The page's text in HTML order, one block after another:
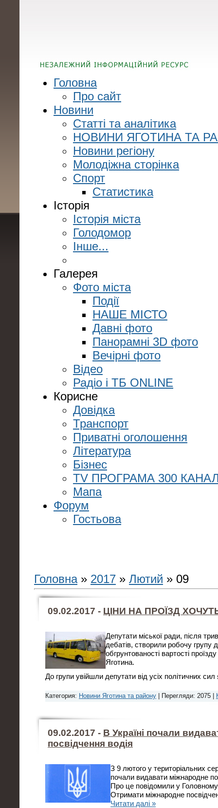
Головна
Про сайт
Новини
Статті та аналітика
НОВИНИ ЯГОТИНА ТА
Новини регіону
Молодіжна сторінка
Спорт
Статистика
Історія
Історія міста
Голодомор
Інше...
Галерея
Фото міста
Події
НАШЕ МІСТО
Давні фото
Панорамні 3D фото
Вечірні фото
Відео
Радіо і ТБ ONLINE
Корисне
Довідка
Транспорт
Приватні оголошення
Література
Бізнес
TV ПРОГРАМА 300
Мапа
Форум
Гостьова
Головна» 2017 » Лютий » 09
09.02.2017 - ЦІНИ НА ПРОЇЗД
Депутати міської ради, після
дебатів, створили робочу групу
обгрунтованості вартості
Яготина.
До групи увійшли депутати від усіх політичних сил
Категория: Новини Яготина та району | Перегляди: 2075 |
09.02.2017 - В Україні почали
посвідчення водія
З 9 лютого у територіальних
почали видавати міжнародне
Про це повідомили у
Отримати міжнародне
Читати далі »